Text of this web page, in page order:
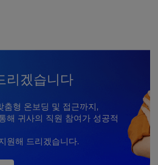
리겠습니다
춤형 온보딩 및 접근까지,
해 귀사의 직원 참여가 성공적
원해 드리겠습니다.